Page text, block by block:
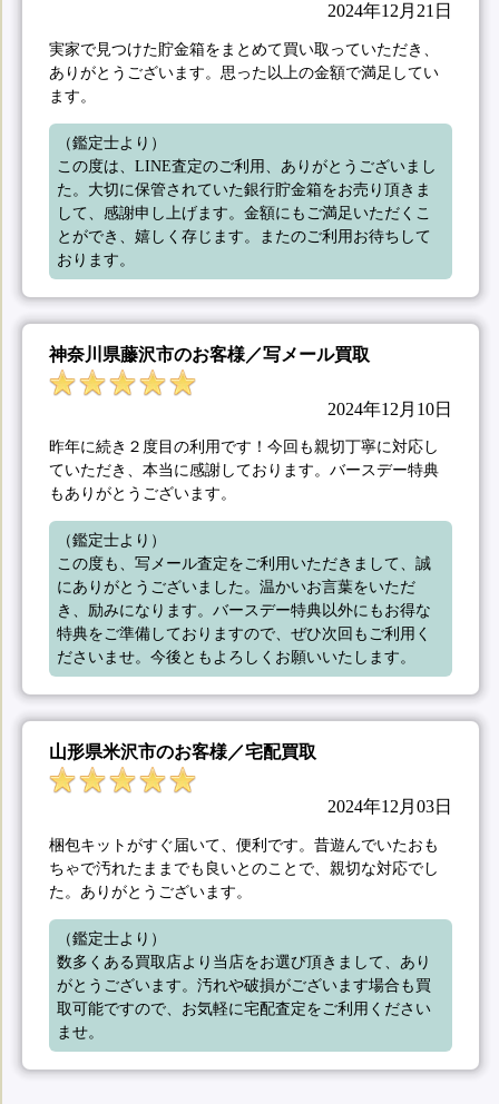
2024年12月21日
実家で見つけた貯金箱をまとめて買い取っていただき、
ありがとうございます。思った以上の金額で満足してい
ます。
（鑑定士より）
この度は、LINE査定のご利用、ありがとうございまし
た。大切に保管されていた銀行貯金箱をお売り頂きま
して、感謝申し上げます。金額にもご満足いただくこ
とができ、嬉しく存じます。またのご利用お待ちして
おります。
神奈川県藤沢市のお客様／写メール買取
2024年12月10日
昨年に続き２度目の利用です！今回も親切丁寧に対応し
ていただき、本当に感謝しております。バースデー特典
もありがとうございます。
（鑑定士より）
この度も、写メール査定をご利用いただきまして、誠
にありがとうございました。温かいお言葉をいただ
き、励みになります。バースデー特典以外にもお得な
特典をご準備しておりますので、ぜひ次回もご利用く
ださいませ。今後ともよろしくお願いいたします。
山形県米沢市のお客様／宅配買取
2024年12月03日
梱包キットがすぐ届いて、便利です。昔遊んでいたおも
ちゃで汚れたままでも良いとのことで、親切な対応でし
た。ありがとうございます。
（鑑定士より）
数多くある買取店より当店をお選び頂きまして、あり
がとうございます。汚れや破損がございます場合も買
取可能ですので、お気軽に宅配査定をご利用ください
ませ。